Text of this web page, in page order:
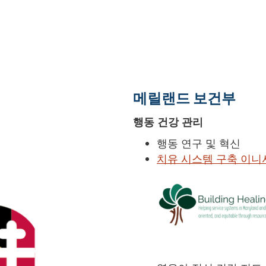
메릴랜드 보건부
행동 건강 관리
행동 연구 및 혁신
치유 시스템 구축 이니